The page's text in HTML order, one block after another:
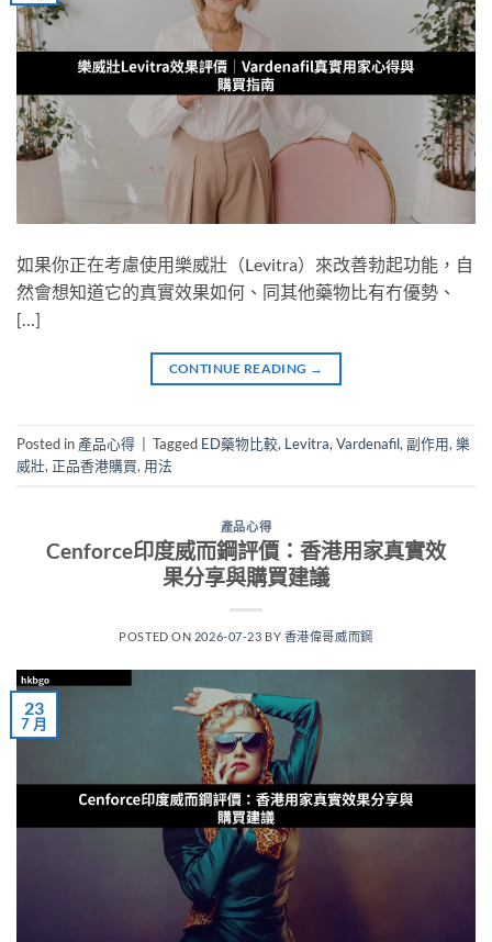
如果你正在考慮使用樂威壯（Levitra）來改善勃起功能，自
然會想知道它的真實效果如何、同其他藥物比有冇優勢、
[…]
CONTINUE READING →
Posted in 產品心得 Tagged ED藥物比較, Levitra, Vardenafil, 副作用, 樂
威壯, 正品香港購買, 用法
產品心得
Cenforce印度威而鋼評價：香港用家真實效
果分享與購買建議
POSTED ON 2026-07-23 BY 香港偉哥威而鋼
23
7 月